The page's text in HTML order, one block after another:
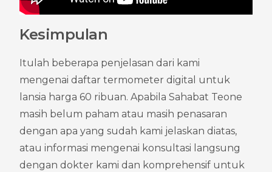
Kesimpulan
Itulah beberapa penjelasan dari kami
mengenai daftar termometer digital untuk
lansia harga 60 ribuan. Apabila Sahabat Teone
masih belum paham atau masih penasaran
dengan apa yang sudah kami jelaskan diatas,
atau informasi mengenai konsultasi langsung
dengan dokter kami dan komprehensif untuk